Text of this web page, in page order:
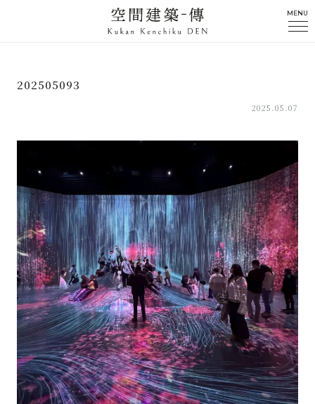
MENU
202505093
2025.05.07